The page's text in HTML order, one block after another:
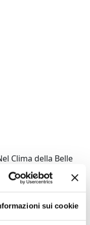
sui cookie
Clima della Belle
l’associazione
Musicali Bei
Carrari, il tenore
Buonsignori e